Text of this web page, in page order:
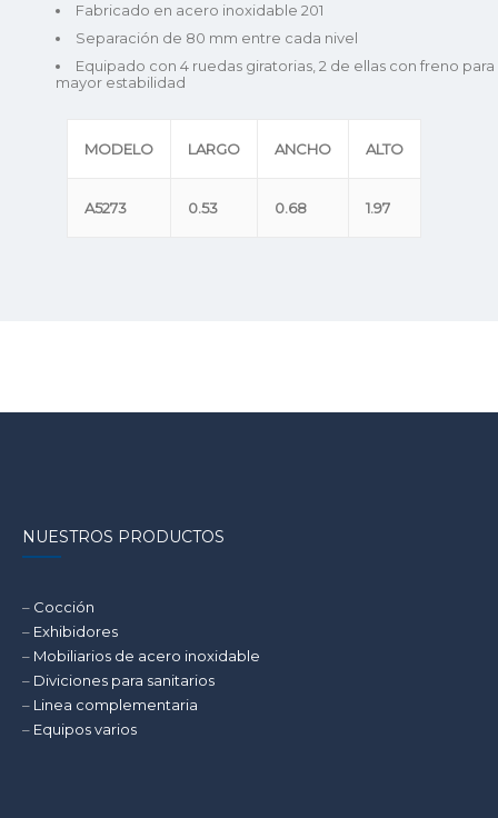
Fabricado en acero inoxidable 201
Separación de 80 mm entre cada nivel
Equipado con 4 ruedas giratorias, 2 de ellas con freno para
mayor estabilidad
MODELO LARGO ANCHO ALTO
A5273 0.53 0.68 1.97
NUESTROS PRODUCTOS
– Cocción
– Exhibidores
– Mobiliarios de acero inoxidable
– Diviciones para sanitarios
– Linea complementaria
– Equipos varios